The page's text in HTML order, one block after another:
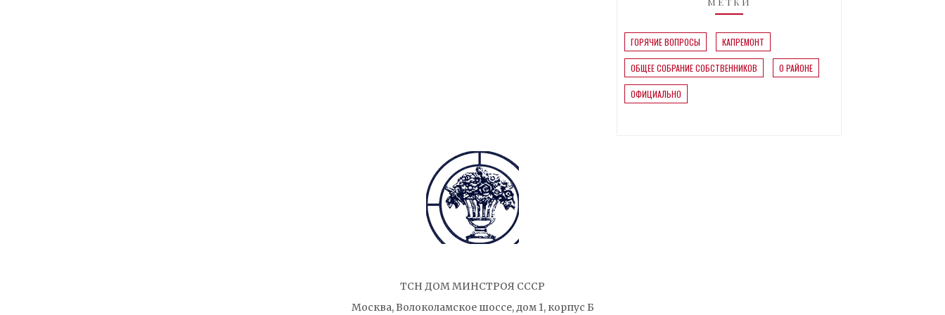
ГОРЯЧИЕ ВОПРОСЫ КАПРЕМОНТ
ОБЩЕЕ СОБРАНИЕ СОБСТВЕННИКОВ О РАЙОНЕ
ОФИЦИАЛЬНО
ТСН ДОМ МИНСТРОЯ СССР
Москва, Волоколамское шоссе, дом 1, корпус Б